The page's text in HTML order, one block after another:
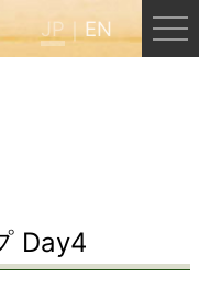
JP EN
Day4